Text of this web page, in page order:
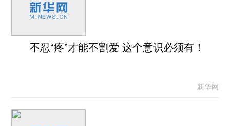
不忍“疼”才能不割爱 这个意识必须有！
新华网